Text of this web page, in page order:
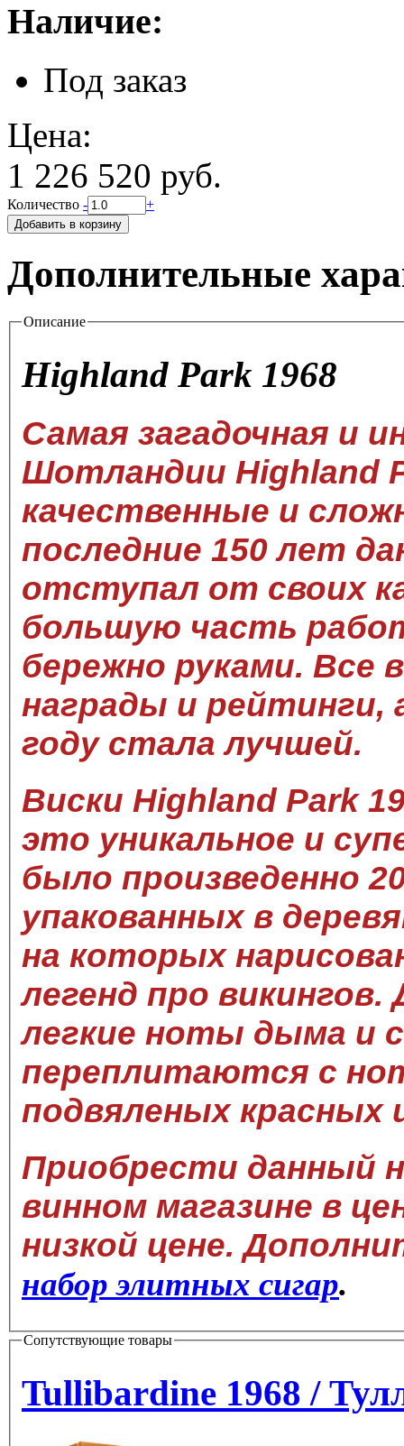
Наличие:
Под заказ
Цена:
1 226 520 руб.
Количество - +
Дополнительные
Описание
Highland Park 1968
Самая загадочная и
Шотландии Highland
качественные и
последние 150 лет
отступал от своих
большую часть
бережно руками. Все
награды и рейтинги,
году стала лучшей.
Виски Highland Park
это уникальное и
было произведенно
упакованных в
на которых
легенд про
легкие ноты дыма и
переплитаются с
подвяленых красных
Приобрести данный
винном магазине в
низкой цене.
набор элитных сигар.
Сопутствующие товары